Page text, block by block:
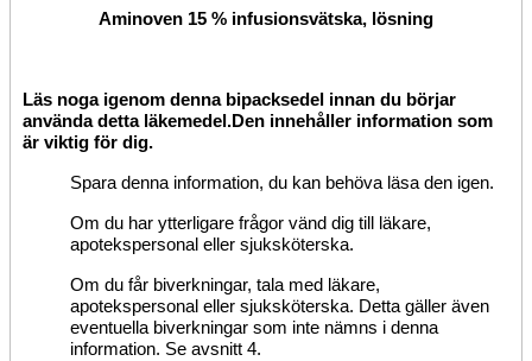
Aminoven 15 % infusionsvätska, lösning
Läs noga igenom denna bipacksedel innan du börjar
använda detta läkemedel.Den innehåller information som
är viktig för dig.
Spara denna information, du kan behöva läsa den igen.
Om du har ytterligare frågor vänd dig till läkare,
apotekspersonal eller sjuksköterska.
Om du får biverkningar, tala med läkare,
apotekspersonal eller sjuksköterska. Detta gäller även
eventuella biverkningar som inte nämns i denna
information. Se avsnitt 4.